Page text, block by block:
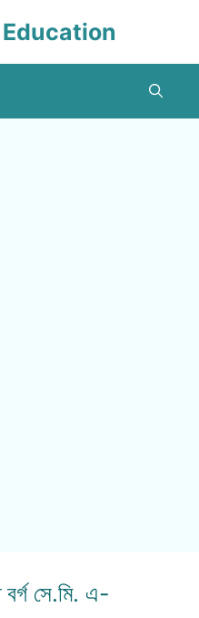
বর্গ সে.মি. এ-